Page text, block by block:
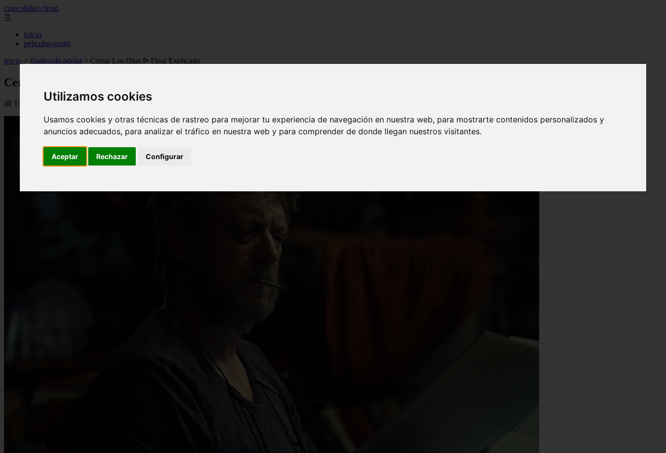
Utilizamos cookies
Usamos cookies y otras técnicas de rastreo para mejorar tu experiencia de navegación en nuestra web, para mostrarte contenidos personalizados y
anuncios adecuados, para analizar el tráfico en nuestra web y para comprender de donde llegan nuestros visitantes.
Aceptar Rechazar Configurar
cinecalidad.cloud
☰
Inicio
peliculas-gratis
Inicio > finalexplicadolat > Cerrar Los Ojos ᐉ Final Explicado
Cerrar Los Ojos ᐉ Final Explicado
📅 13/02/2026